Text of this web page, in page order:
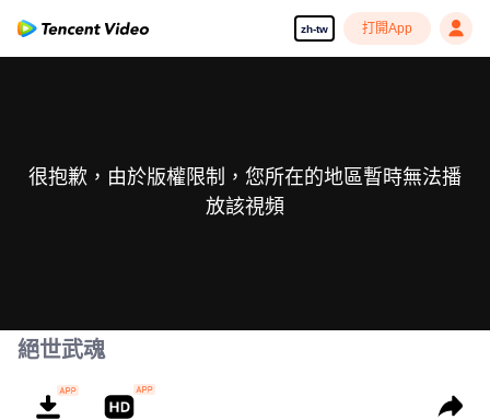
zh-tw 打開App
很抱歉，由於版權限制，您所在的地區暫時無法播
放該視頻
絕世武魂